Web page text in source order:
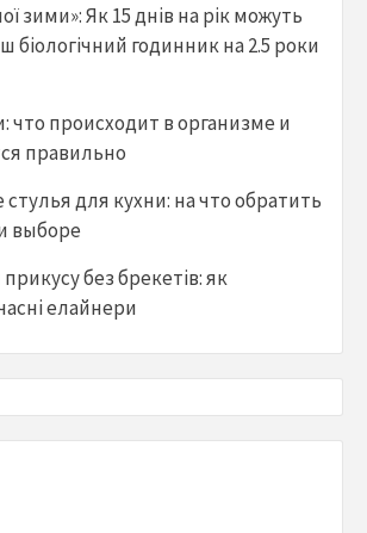
зими»: Як 15 днів на рік можуть
біологічний годинник на 2.5 роки
что происходит в организме и
правильно
стулья для кухни: на что обратить
выборе
без брекетів: як
елайнери